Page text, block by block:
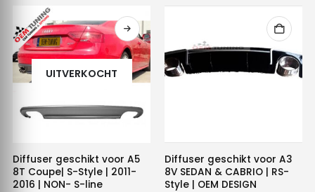
UITVERKOCHT
Diffuser geschikt voor A5
8T Coupe| S-Style | 2011-
2016 | NON- S-line
Diffuser geschikt voor A3
8V SEDAN & CABRIO | RS-
Style | OEM DESIGN